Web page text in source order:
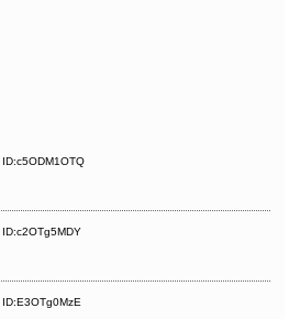
ID:c5ODM1OTQ
ID:c2OTg5MDY
ID:E3OTg0MzE